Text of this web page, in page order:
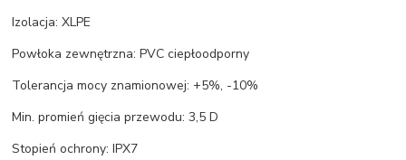
Izolacja: XLPE
Powłoka zewnętrzna: PVC ciepłoodporny
Tolerancja mocy znamionowej: +5%, -10%
Min. promień gięcia przewodu: 3,5 D
Stopień ochrony: IPX7